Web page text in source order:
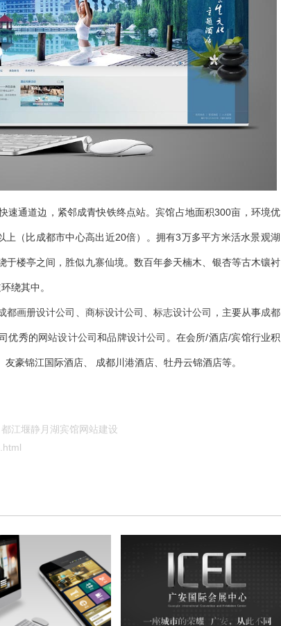
速通道边，紧邻成青快铁终点站。宾馆占地面积300亩，环境优
（比成都市中心高出近20倍）。拥有3万多平方米活水景观湖
楼亭之间，胜似九寨仙境。数百年参天楠木、银杏等古木镶衬
绕其中。
都画册设计公司 、 商标设计公司 、标志设计公司 ，主要从事成都
优秀的网站设计公司和品牌设计公司 。在会所/酒店/宾馆行业积
友豪锦江国际酒店、 成都川港酒店、牡丹云锦酒店等。
江堰静月湖宾馆网站建设